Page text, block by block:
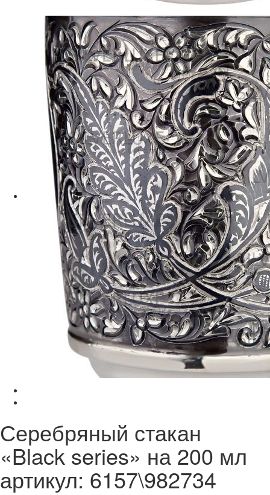
Серебряный стакан
«Black series» на 200 мл
артикул: 6157\982734